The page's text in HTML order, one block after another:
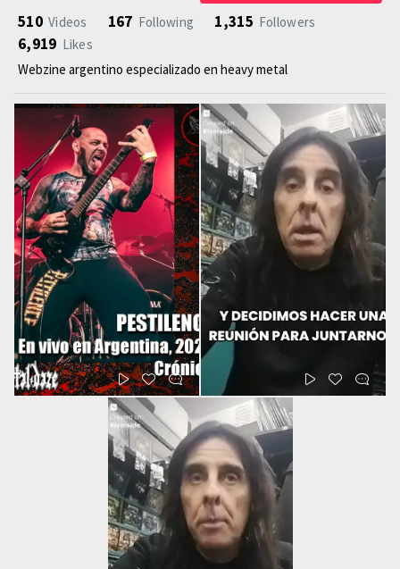
510 Videos 167 Following 1,315 Followers
6,919 Likes
Webzine argentino especializado en heavy metal